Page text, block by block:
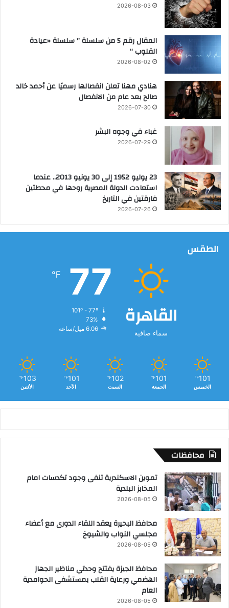
ة
ل
ا
ج
ه
ة
ل
ب
ق
ر
ى
م
ك
ي
ل
ل
ع
ل
م
ي
2
2026-08-03
المقال رقم 5 من سلسلة ” سلسلة «عيادة
القلوب “
2026-08-02
هنادي مهنا تعلن انفصالها رسميًا عن أحمد خالد
صالح بعد عام من الانفصال
2026-07-30
غباء في وجوه البشر
2026-07-29
23 يوليو 1952 إلى 30 يونيو 2013.. عندما
استعادت الدولة المصرية روحها في محطتين
فارقتين في التاريخ
2026-07-26
الطقس
القاهرة
سماء صافية
77
℉
73%
6.06 ميل/ساعة
101
℉
الخميس
101
℉
الجمعة
102
℉
السبت
101
℉
الأحد
103
℉
الأثنين
محافظات
تموين الاسكندرية تنفى وجود تكدسات امام
المخابز البلدية
2026-08-05
محافظ البحيرة يعقد اللقاء الدورى مع أعضاء
مجلسي النواب والشيوخ
2026-08-05
محافظ الجيزة يفتتح وحدتي مناظير الجهاز
الهضمي ورعاية القلب بمستشفى الحوامدية
العام
2026-08-05